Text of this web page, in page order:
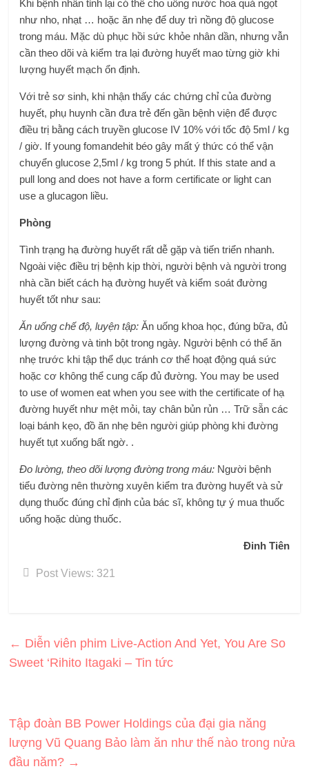
Khi bệnh nhân tỉnh lại có thể cho uống nước hoa quả ngọt
như nho, nhạt … hoặc ăn nhẹ để duy trì nồng độ glucose
trong máu. Mặc dù phục hồi sức khỏe nhân dần, nhưng vẫn
cần theo dõi và kiểm tra lại đường huyết mao từng giờ khi
lượng huyết mạch ổn định.
Với trẻ sơ sinh, khi nhận thấy các chứng chỉ của đường
huyết, phụ huynh cần đưa trẻ đến gần bệnh viện để được
điều trị bằng cách truyền glucose IV 10% với tốc độ 5ml / kg
/ giờ. If young fomandehit béo gây mất ý thức có thể vận
chuyển glucose 2,5ml / kg trong 5 phút. If this state and a
pull long and does not have a form certificate or light can
use a glucagon liều.
Phòng
Tình trạng hạ đường huyết rất dễ gặp và tiến triển nhanh.
Ngoài việc điều trị bệnh kịp thời, người bệnh và người trong
nhà cần biết cách hạ đường huyết và kiểm soát đường
huyết tốt như sau:
Ăn uống chế độ, luyện tập: Ăn uống khoa học, đúng bữa, đủ
lượng đường và tinh bột trong ngày. Người bệnh có thể ăn
nhẹ trước khi tập thể dục tránh cơ thể hoạt động quá sức
hoặc cơ không thể cung cấp đủ đường. You may be used
to use of women eat when you see with the certificate of hạ
đường huyết như mệt mỏi, tay chân bủn rủn … Trữ sẵn các
loại bánh kẹo, đồ ăn nhẹ bên người giúp phòng khi đường
huyết tụt xuống bất ngờ. .
Đo lường, theo dõi lượng đường trong máu: Người bệnh
tiểu đường nên thường xuyên kiểm tra đường huyết và sử
dụng thuốc đúng chỉ định của bác sĩ, không tự ý mua thuốc
uống hoặc dùng thuốc.
Đinh Tiên
Post Views: 321
← Diễn viên phim Live-Action And Yet, You Are So
Sweet ‘Rihito Itagaki – Tin tức
Tập đoàn BB Power Holdings của đại gia năng
lượng Vũ Quang Bảo làm ăn như thế nào trong nửa
đầu năm? →